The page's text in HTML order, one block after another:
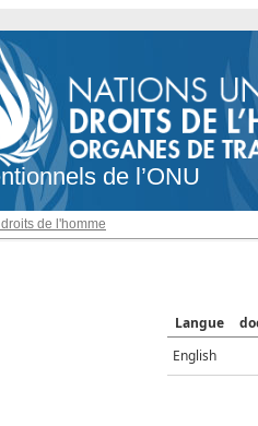
de l’ONU
de l'homme
Langue
English